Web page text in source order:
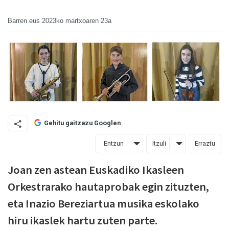
Barren.eus 2023ko martxoaren 23a
Gehitu gaitzazu Googlen
Entzun Itzuli Erraztu
Joan zen astean Euskadiko Ikasleen
Orkestrarako hautaprobak egin zituzten,
eta Inazio Bereziartua musika eskolako
hiru ikaslek hartu zuten parte.